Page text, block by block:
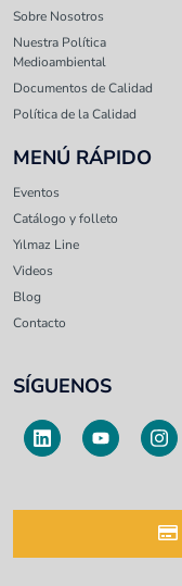
Sobre Nosotros
Nuestra Política
Medioambiental
Documentos de Calidad
Política de la Calidad
MENÚ RÁPIDO
Eventos
Catálogo y folleto
Yılmaz Line
Videos
Blog
Contacto
SÍGUENOS